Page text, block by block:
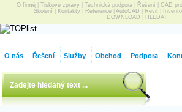
O firmě Tiskové zprávy Technická podpora Řešení CAD
Školení
Kontakty Reference| AutoCAD Revit
DOWNLOAD
HLEDAT
O nás Řešení Služby Obchod Podpora